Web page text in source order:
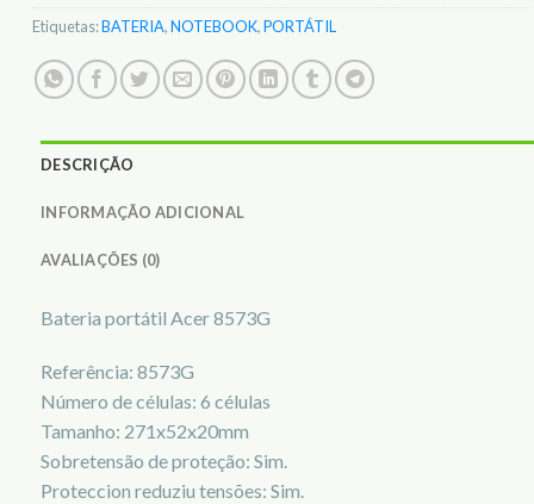
Etiquetas:BATERIA,NOTEBOOK,PORTÁTIL
DESCRIÇÃO
INFORMAÇÃO ADICIONAL
AVALIAÇÕES (0)
Bateria portátil Acer 8573G
Referência: 8573G
Número de células: 6 células
Tamanho: 271x52x20mm
Sobretensão de proteção: Sim.
Proteccion reduziu tensões: Sim.